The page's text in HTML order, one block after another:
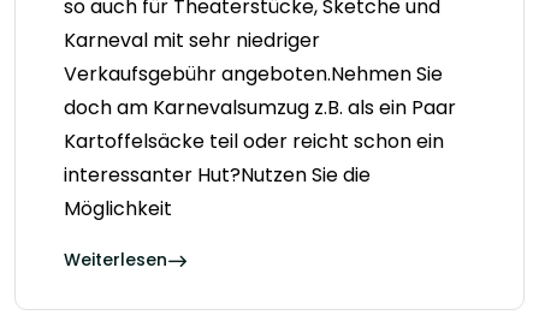
so auch für Theaterstücke, Sketche und
Karneval mit sehr niedriger
Verkaufsgebühr angeboten.Nehmen Sie
doch am Karnevalsumzug z.B. als ein Paar
Kartoffelsäcke teil oder reicht schon ein
interessanter Hut?Nutzen Sie die
Möglichkeit
Weiterlesen